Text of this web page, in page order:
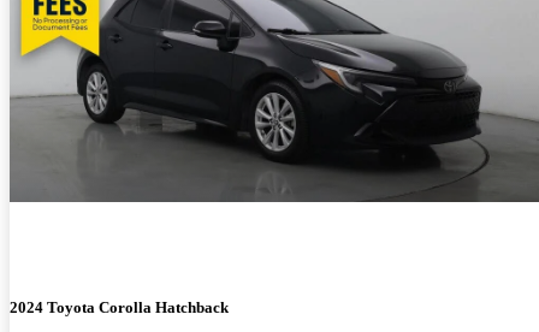
2024 Toyota Corolla Hatchback